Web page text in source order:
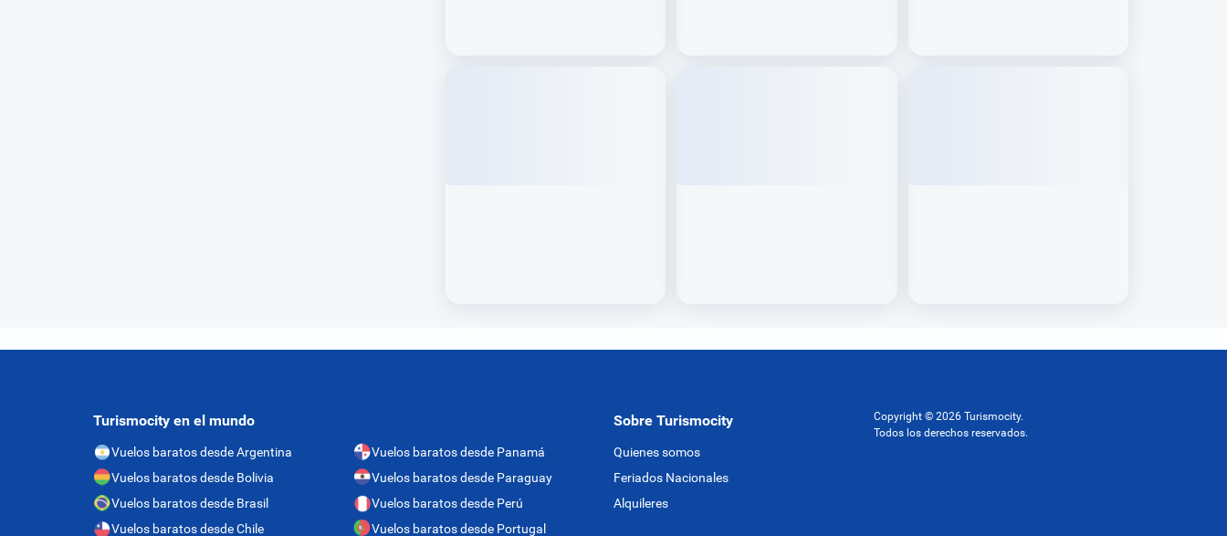
Turismocity en el mundo
Vuelos baratos desde Argentina
Vuelos baratos desde Bolivia
Vuelos baratos desde Brasil
Vuelos baratos desde Chile
Vuelos baratos desde Panamá
Vuelos baratos desde Paraguay
Vuelos baratos desde Perú
Vuelos baratos desde Portugal
Sobre Turismocity
Quienes somos
Feriados Nacionales
Alquileres
Copyright © 2026 Turismocity.
Todos los derechos reservados.